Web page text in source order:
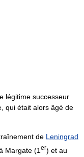
légitime successeur
qui était alors âgé de
de Leningrad
Margate (1 er) et au